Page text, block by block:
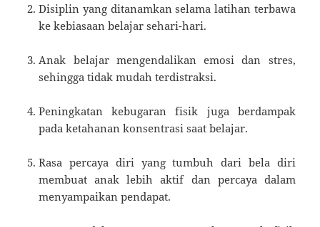
Disiplin yang ditanamkan selama latihan terbawa
ke kebiasaan belajar sehari-hari.
Anak belajar mengendalikan emosi dan stres,
sehingga tidak mudah terdistraksi.
Peningkatan kebugaran fisik juga berdampak
pada ketahanan konsentrasi saat belajar.
Rasa percaya diri yang tumbuh dari bela diri
membuat anak lebih aktif dan percaya dalam
menyampaikan pendapat.